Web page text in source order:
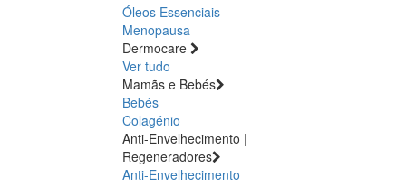
Óleos Essenciais
Menopausa
Dermocare
Ver tudo
Mamãs e Bebés
Bebés
Colagénio
Anti-Envelhecimento |
Regeneradores
Anti-Envelhecimento